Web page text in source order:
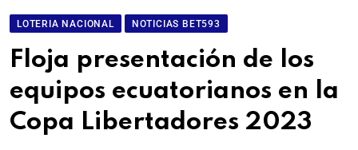
LOTERIA NACIONAL NOTICIAS BET593
Floja presentación de los
equipos ecuatorianos en la
Copa Libertadores 2023